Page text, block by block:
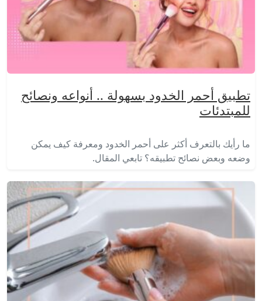
تطبيق أحمر الخدود بسهولة .. أنواعه ونصائح
للمبتدئات
ما رأيك بالتعرف أكثر على أحمر الخدود ومعرفة كيف يمكن
وضعه وبعض نصائح تطبيقه؟ تابعي المقال.